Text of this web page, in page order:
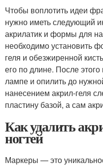
Чтобы воплотить идеи
нужно иметь следующий
акрилатик и формы для
необходимо установить
геля и обезжиренной
его по длине. После
лампе и опилить до
нанесением акрил-геля
пластину базой, а сам
Как удалить
ногтей
Маркеры — это